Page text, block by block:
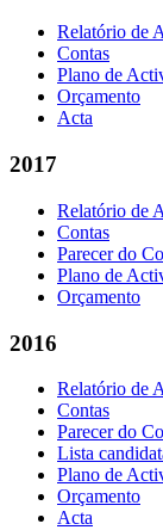
Relatório de
Contas
Plano de
Orçamento
Acta
2017
Relatório de
Contas
Parecer do
Plano de
Orçamento
2016
Relatório de
Contas
Parecer do
Lista
Plano de
Orçamento
Acta